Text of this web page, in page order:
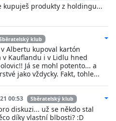
kupuješ produkty z holdingu...
klub
Albertu kupoval kartón
v Kauflandu i v Lidlu hned
Já se mohl potento... a
jako vždycky. Fakt, tohle...
00:53 Sběratelský klub
diskuzi... už se někdo stal
díky vlastní blbosti? :D